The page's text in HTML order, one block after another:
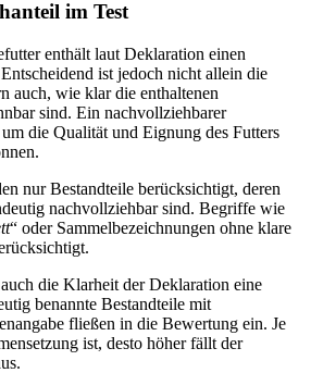
im Test
enthält laut Deklaration einen
ist jedoch nicht allein die
auch, wie klar die enthaltenen
sind. Ein nachvollziehbarer
die Qualität und Eignung des Futters
nur Bestandteile berücksichtigt, deren
nachvollziehbar sind. Begriffe wie
“ oder Sammelbezeichnungen ohne klare
die Klarheit der Deklaration eine
benannte Bestandteile mit
fließen in die Bewertung ein. Je
ist, desto höher fällt der